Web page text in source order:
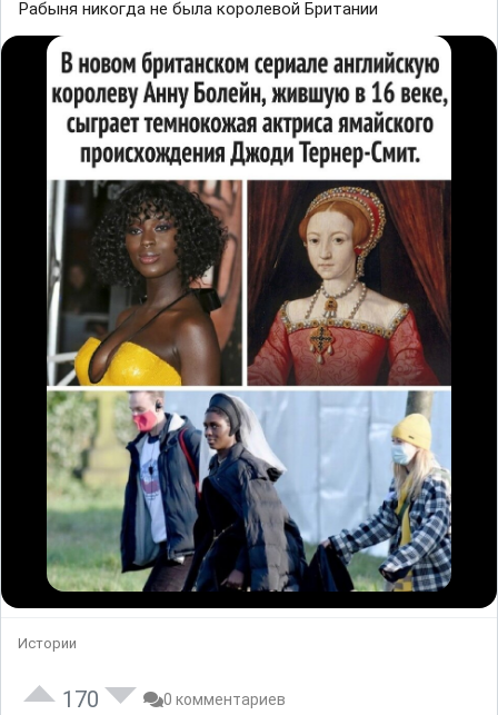
Рабыня никогда не была королевой Британии
Истории
170 0 комментариев